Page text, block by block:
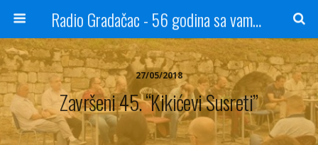
Radio Gradačac - 56 godina sa vama...
27/05/2018
Završeni 45. “Kikićevi Susreti”